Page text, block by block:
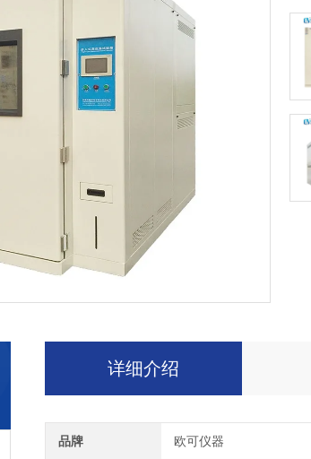
详细介绍
品牌 欧可仪器